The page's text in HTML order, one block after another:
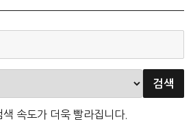
속도가 더욱 빨라집니다.